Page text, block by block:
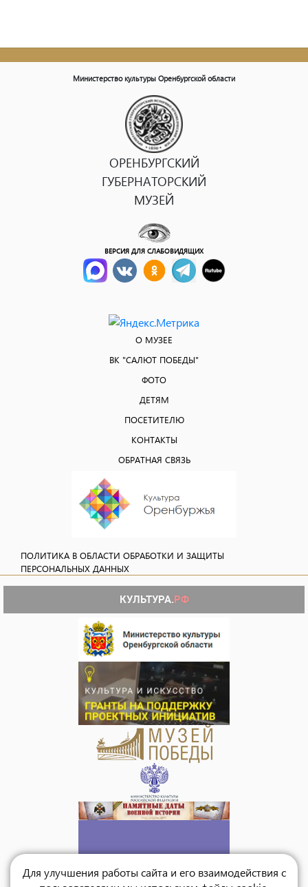
Для улучшения работы сайта и его взаимодействия с
Министерство культуры Оренбургской области
ОРЕНБУРГСКИЙ
ГУБЕРНАТОРСКИЙ
МУЗЕЙ
ВЕРСИЯ ДЛЯ СЛАБОВИДЯЩИХ
О МУЗЕЕ
ВК "САЛЮТ ПОБЕДЫ"
ФОТО
ДЕТЯМ
ПОСЕТИТЕЛЮ
КОНТАКТЫ
ОБРАТНАЯ СВЯЗЬ
ПОЛИТИКА В ОБЛАСТИ ОБРАБОТКИ И ЗАЩИТЫ
ПЕРСОНАЛЬНЫХ ДАННЫХ